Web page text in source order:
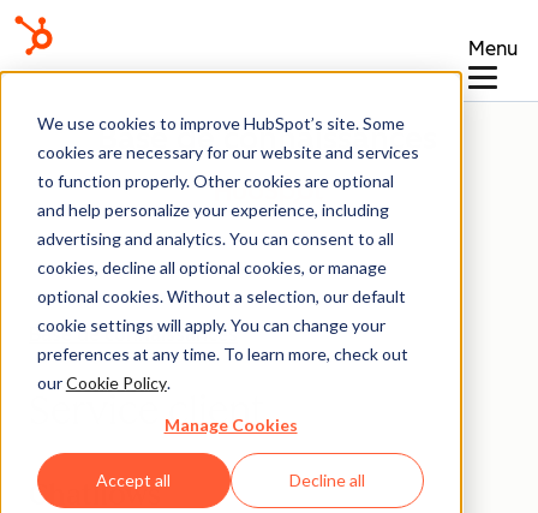
We use cookies to improve HubSpot’s site. Some
cookies are necessary for our website and services
to function properly. Other cookies are optional
and help personalize your experience, including
advertising and analytics. You can consent to all
cookies, decline all optional cookies, or manage
optional cookies. Without a selection, our default
cookie settings will apply. You can change your
preferences at any time. To learn more, check out
ourCookie Policy.
Manage Cookies
Accept all Decline all
Menu
Base de connaissances
Base de connaissances
Service client
Chatflows